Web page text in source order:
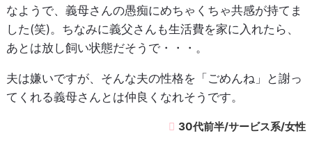
なようで、義母さんの愚痴にめちゃくちゃ共感が持てま
した(笑)。ちなみに義父さんも生活費を家に入れたら、
あとは放し飼い状態だそうで・・・。
夫は嫌いですが、そんな夫の性格を「ごめんね」と謝っ
てくれる義母さんとは仲良くなれそうです。
30代前半/サービス系/女性